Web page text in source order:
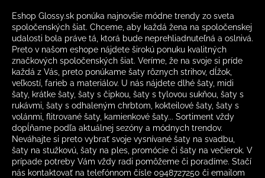
Eshop Glossy.sk ponúka najnovšie módne trendy zo sveta
spoločenských šiat. Chceme, aby každá žena na spoločenskej
udalosti bola práve tá, ktorá bude neprehliadnuteľná a oslnivá.
Preto v našom eshope nájdete širokú ponuku kvalitných
značkových spoločenských šiat. Veríme, že na svoje si príde
každá z Vás, preto ponúkame šaty rôznych strihov, dĺžok,
veľkostí, farieb a materiálov. U nás nájdete dlhé šaty, midi
šaty, krátke šaty, šaty s čipkou, šaty s tylovou sukňou, šaty s
rukávmi, šaty s odhaleným chrbtom, kokteilové šaty, šaty s
volánmi, flitrované šaty, kamienkové šaty... Sortiment vždy
dopĺňame podľa aktuálnej sezóny a módnych trendov.
Neváhajte si preto vybrať svoje vysnívané šaty na svadbu,
šaty na stužkovú, šaty na ples, promócie či šaty na večierok. V
prípade potreby Vám vždy radi pomôžeme či poradíme. Stačí
nás kontaktovať na telefónnom čísle 0948727250 či emailom